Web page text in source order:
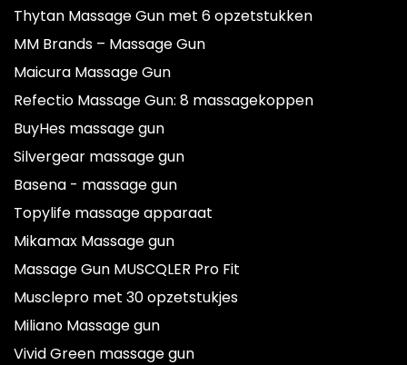
Thytan Massage Gun met 6 opzetstukken
MM Brands – Massage Gun
Maicura Massage Gun
Refectio Massage Gun: 8 massagekoppen
BuyHes massage gun
Silvergear massage gun
Basena - massage gun
Topylife massage apparaat
Mikamax Massage gun
Massage Gun MUSCQLER Pro Fit
Musclepro met 30 opzetstukjes
Miliano Massage gun
Vivid Green massage gun